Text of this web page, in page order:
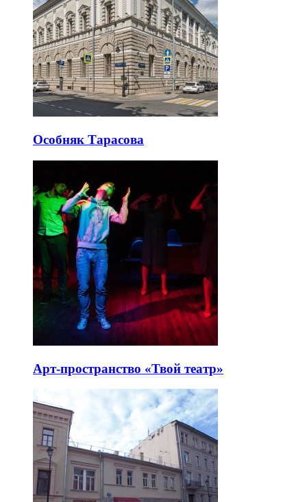
Китай-город пешком: старые улицы, храмы и
Зарядье
Китай-город — не одна улица, а исторический район между
Красной площадью, Лубянкой и Москвой-рекой.
Последние добавленныеинтересные
места
Особняк Тарасова